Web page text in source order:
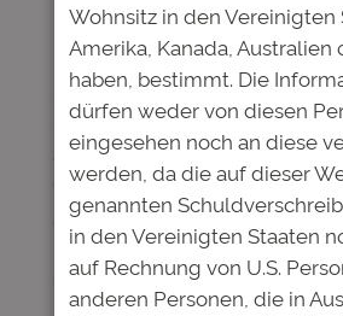
Die Deutsche Bildung
& Co.KG lädt dieGläubiger
2016/2026 (ISIN:
A2AAVM) und der 4%-
(ISIN: DE000A2E4PH3 | WKN:
Abstimmung ohne
über neue
abzustimmen.
Wohnsitz in den Vereinigten
Amerika, Kanada, Australien
haben, bestimmt. Die
dürfen weder von diesen
eingesehen noch an diese
werden, da die auf dieser
genannten
in den Vereinigten Staaten
auf Rechnung von U.S.
anderen Personen, die in